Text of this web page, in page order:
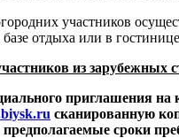
участников
отдыха или в
из зарубежных
приглашения на
сканированную
сроки